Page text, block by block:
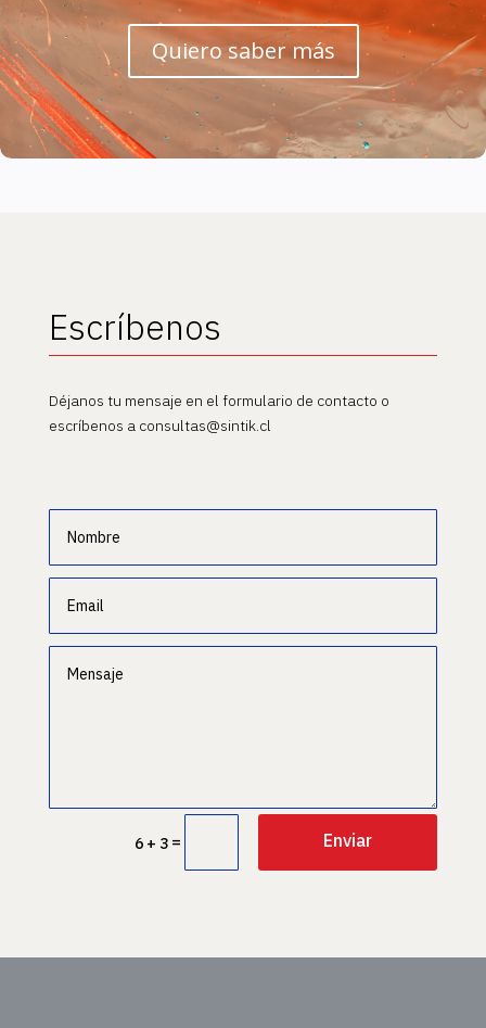
Quiero saber más
Escríbenos
Déjanos tu mensaje en el formulario de contacto o
escríbenos a consultas@sintik.cl
6 + 3 = Enviar